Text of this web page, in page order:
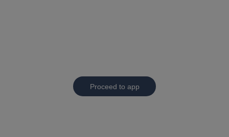
Proceed to app